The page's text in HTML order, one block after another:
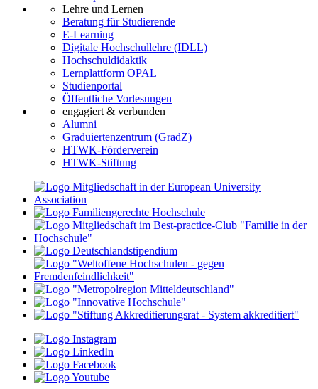
Lehre und Lernen
Beratung für Studierende
E-Learning
Digitale Hochschullehre (IDLL)
Hochschuldidaktik +
Lernplattform OPAL
Studienportal
Öffentliche Vorlesungen
engagiert & verbunden
Alumni
Graduiertenzentrum (GradZ)
HTWK-Förderverein
HTWK-Stiftung